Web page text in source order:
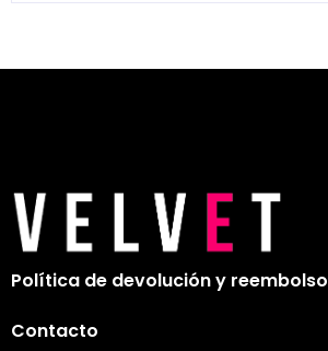
Política de devolución y reembolso
Contacto